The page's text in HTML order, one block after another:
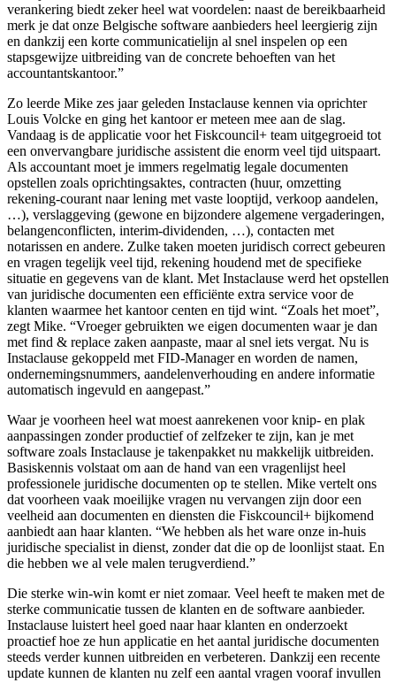
verankering biedt zeker heel wat voordelen: naast de bereikbaarheid
merk je dat onze Belgische software aanbieders heel leergierig zijn
en dankzij een korte communicatielijn al snel inspelen op een
stapsgewijze uitbreiding van de concrete behoeften van het
accountantskantoor.”
Zo leerde Mike zes jaar geleden Instaclause kennen via oprichter
Louis Volcke en ging het kantoor er meteen mee aan de slag.
Vandaag is de applicatie voor het Fiskcouncil+ team uitgegroeid tot
een onvervangbare juridische assistent die enorm veel tijd uitspaart.
Als accountant moet je immers regelmatig legale documenten
opstellen zoals oprichtingsaktes, contracten (huur, omzetting
rekening-courant naar lening met vaste looptijd, verkoop aandelen,
…), verslaggeving (gewone en bijzondere algemene vergaderingen,
belangenconflicten, interim-dividenden, …), contacten met
notarissen en andere. Zulke taken moeten juridisch correct gebeuren
en vragen tegelijk veel tijd, rekening houdend met de specifieke
situatie en gegevens van de klant. Met Instaclause werd het opstellen
van juridische documenten een efficiënte extra service voor de
klanten waarmee het kantoor centen en tijd wint. “Zoals het moet”,
zegt Mike. “Vroeger gebruikten we eigen documenten waar je dan
met find & replace zaken aanpaste, maar al snel iets vergat. Nu is
Instaclause gekoppeld met FID-Manager en worden de namen,
ondernemingsnummers, aandelenverhouding en andere informatie
automatisch ingevuld en aangepast.”
Waar je voorheen heel wat moest aanrekenen voor knip- en plak
aanpassingen zonder productief of zelfzeker te zijn, kan je met
software zoals Instaclause je takenpakket nu makkelijk uitbreiden.
Basiskennis volstaat om aan de hand van een vragenlijst heel
professionele juridische documenten op te stellen. Mike vertelt ons
dat voorheen vaak moeilijke vragen nu vervangen zijn door een
veelheid aan documenten en diensten die Fiskcouncil+ bijkomend
aanbiedt aan haar klanten. “We hebben als het ware onze in-huis
juridische specialist in dienst, zonder dat die op de loonlijst staat. En
die hebben we al vele malen terugverdiend.”
Die sterke win-win komt er niet zomaar. Veel heeft te maken met de
sterke communicatie tussen de klanten en de software aanbieder.
Instaclause luistert heel goed naar haar klanten en onderzoekt
proactief hoe ze hun applicatie en het aantal juridische documenten
steeds verder kunnen uitbreiden en verbeteren. Dankzij een recente
update kunnen de klanten nu zelf een aantal vragen vooraf invullen